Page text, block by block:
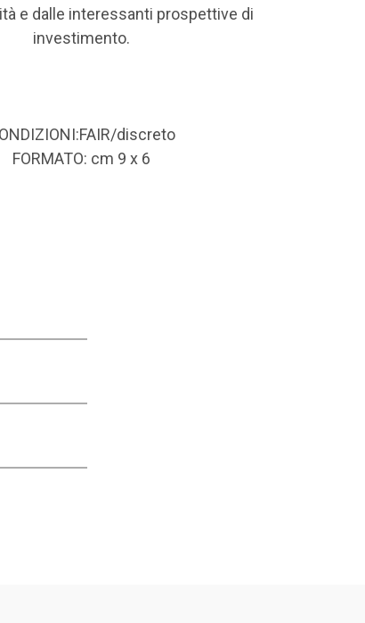
e dalle interessanti prospettive di
investimento.
discreto
FORMATO: cm 9 x 6